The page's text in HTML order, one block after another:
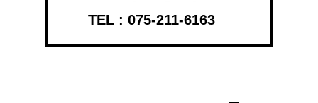
075-211-6163